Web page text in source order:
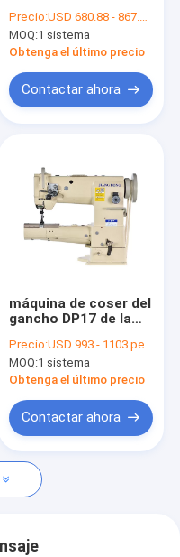
del modelo
cilindro
lubricación
automática
Precio:USD 680.88 - 867.65 per set
MOQ:1 sistema
Obtenga el último precio
Contactar ahora
máquina de coser del
gancho DP17 de la
de la aguja vertical
del doble
Precio:USD 993 - 1103 per set
MOQ:1 sistema
Obtenga el último precio
Contactar ahora